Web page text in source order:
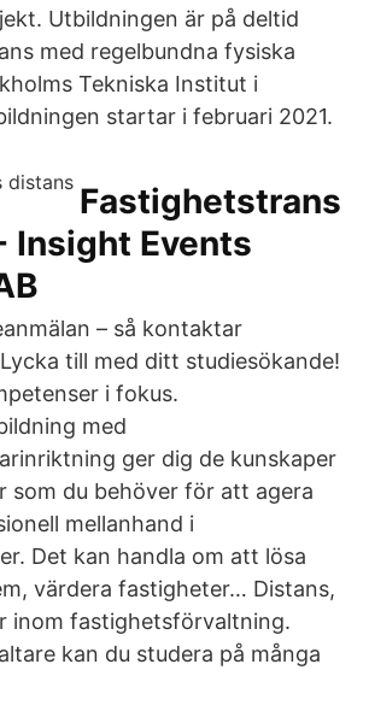
Utbildningen är på deltid
med regelbundna fysiska
Tekniska Institut i
startar i februari 2021.
Fastighetstrans
Insight Events
– så kontaktar
till med ditt studiesökande!
i fokus.
med
ger dig de kunskaper
som du behöver för att agera
mellanhand i
Det kan handla om att lösa
värdera fastigheter… Distans,
inom fastighetsförvaltning.
kan du studera på många